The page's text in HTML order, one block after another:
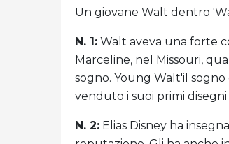
Un giovane Walt dentro
N. 1: Walt aveva una forte
Marceline, nel Missouri,
sogno. Young Walt'il
venduto i suoi primi disegni
N. 2: Elias Disney ha